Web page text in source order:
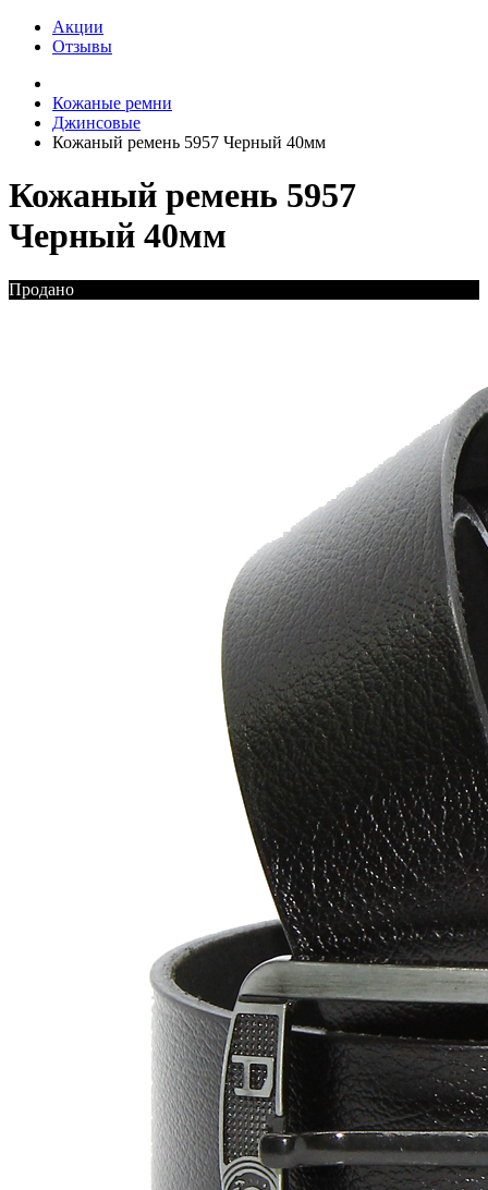
Акции
Отзывы
Кожаные ремни
Джинсовые
Кожаный ремень 5957 Черный 40мм
Кожаный ремень 5957
Черный 40мм
Продано